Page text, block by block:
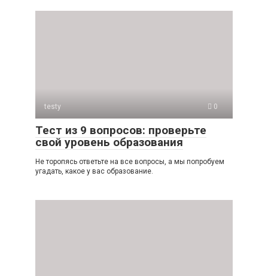
testy 0
Тест из 9 вопросов: проверьте
свой уровень образования
Не торопясь ответьте на все вопросы, а мы попробуем
угадать, какое у вас образование.